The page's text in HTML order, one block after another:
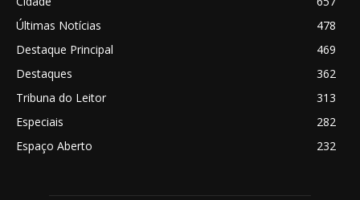
Últimas Notícias
478
Destaque Principal
469
Destaques
362
Tribuna do Leitor
313
Especiais
282
Espaço Aberto
232